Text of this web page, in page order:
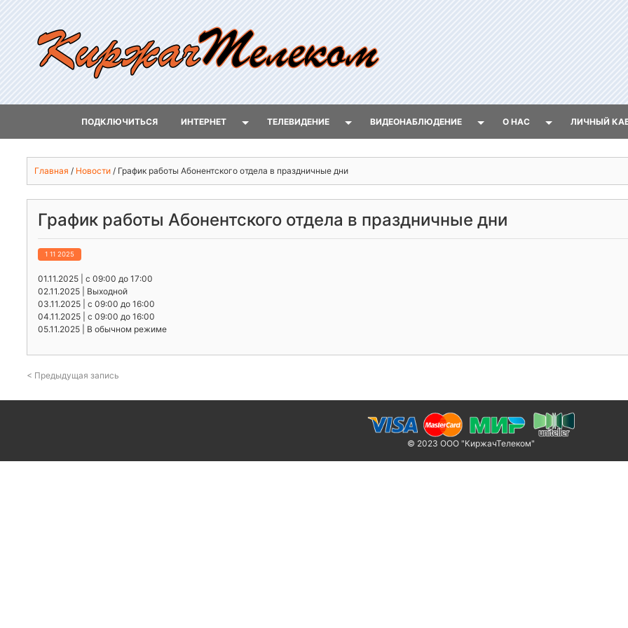
ПОДКЛЮЧИТЬСЯ ИНТЕРНЕТ ТЕЛЕВИДЕНИЕ ВИДЕОНАБЛЮДЕНИЕ О НАС ЛИЧНЫЙ
Главная / Новости / График работы Абонентского отдела в праздничные дни
График работы Абонентского отдела в праздничные дни
1 11 2025
01.11.2025 | с 09:00 до 17:00
02.11.2025 | Выходной
03.11.2025 | с 09:00 до 16:00
04.11.2025 | с 09:00 до 16:00
05.11.2025 | В обычном режиме
< Предыдущая запись
© 2023 ООО "КиржачТелеком"